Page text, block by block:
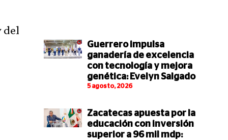
del
Guerrero impulsa
ganadería de excelencia
con tecnología y mejora
genética: Evelyn Salgado
5 agosto, 2026
Zacatecas apuesta por la
educación con inversión
superior a 96 mil mdp: